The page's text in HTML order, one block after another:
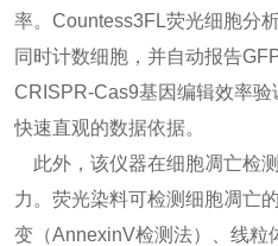
率。Countess3FL荧光细胞分
同时计数细胞，并自动报告
CRISPR-Cas9基因编辑效率
快速直观的数据依据。
此外，该仪器在细胞凋亡检
力。荧光染料可检测细胞凋亡
变（AnnexinV检测法）、线粒